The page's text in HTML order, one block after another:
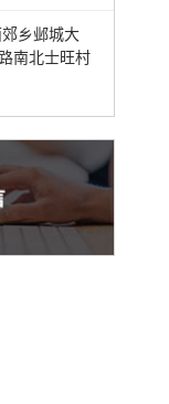
乡邺城大
南北士旺村